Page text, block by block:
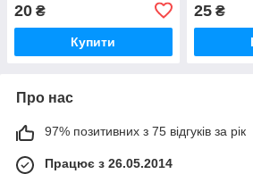
20 ₴
Купити
25₴
Про нас
97% позитивних з 75 відгуків за рік
Працює з 26.05.2014